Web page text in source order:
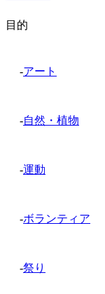
目的
-アート
-自然・植物
-運動
-ボランティア
-祭り